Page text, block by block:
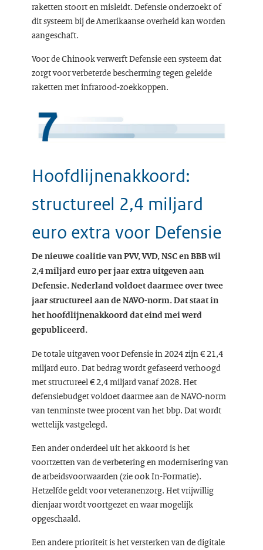
raketten stoort en misleidt. Defensie onderzoekt of
dit systeem bij de Amerikaanse overheid kan worden
aangeschaft.
Voor de Chinook verwerft Defensie een systeem dat
zorgt voor verbeterde bescherming tegen geleide
raketten met infrarood-zoekkoppen.
Hoofdlijnenakkoord:
structureel 2,4 miljard
euro extra voor Defensie
De nieuwe coalitie van PVV, VVD, NSC en BBB wil
2,4 miljard euro per jaar extra uitgeven aan
Defensie. Nederland voldoet daarmee over twee
jaar structureel aan de NAVO-norm. Dat staat in
het hoofdlijnenakkoord dat eind mei werd
gepubliceerd.
De totale uitgaven voor Defensie in 2024 zijn € 21,4
miljard euro. Dat bedrag wordt gefaseerd verhoogd
met structureel € 2,4 miljard vanaf 2028. Het
defensiebudget voldoet daarmee aan de NAVO-norm
van tenminste twee procent van het bbp. Dat wordt
wettelijk vastgelegd.
Een ander onderdeel uit het akkoord is het
voortzetten van de verbetering en modernisering van
de arbeidsvoorwaarden (zie ook In-Formatie).
Hetzelfde geldt voor veteranenzorg. Het vrijwillig
dienjaar wordt voortgezet en waar mogelijk
opgeschaald.
Een andere prioriteit is het versterken van de digitale